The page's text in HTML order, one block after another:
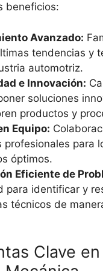
beneficios:
Avanzado:
tendencias y
automotriz.
e Innovación:
soluciones
productos y
Equipo:
profesionales para
óptimos.
Eficiente de
para identificar y
técnicos de
Clave en